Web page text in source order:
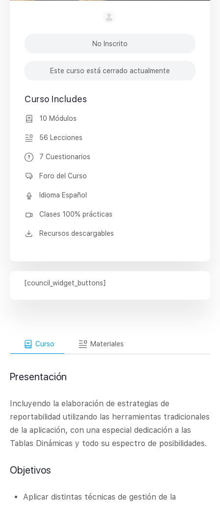
Curso Materiales
Presentación
Incluyendo la elaboración de estrategias de
reportabilidad utilizando las herramientas tradicionales
de la aplicación, con una especial dedicación a las
Tablas Dinámicas y todo su espectro de posibilidades.
Objetivos
Aplicar distintas técnicas de gestión de la
No Inscrito
Este curso está cerrado actualmente
Curso Includes
10 Módulos
56 Lecciones
7 Cuestionarios
Foro del Curso
Idioma Español
Clases 100% prácticas
Recursos descargables
[council_widget_buttons]